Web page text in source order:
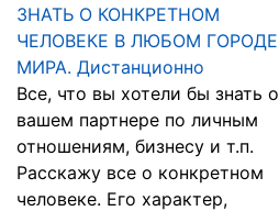
ЗНАТЬ О КОНКРЕТНОМ
ЧЕЛОВЕКЕ В ЛЮБОМ ГОРОДЕ
МИРА. Дистанционно
Все, что вы хотели бы знать о
вашем партнере по личным
отношениям, бизнесу и т.п.
Расскажу все о конкретном
человеке. Его характер,